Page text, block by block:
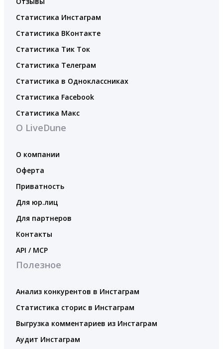
Статистика Инстаграм
Статистика ВКонтакте
Статистика Тик Ток
Статистика Телеграм
Статистика в Одноклассниках
Статистика Facebook
Статистика Макс
О LiveDune
О компании
Оферта
Приватность
Для юр.лиц
Для партнеров
Контакты
API / MCP
Полезное
Анализ конкурентов в Инстаграм
Статистика сторис в Инстаграм
Выгрузка комментариев из Инстаграм
Аудит Инстаграм